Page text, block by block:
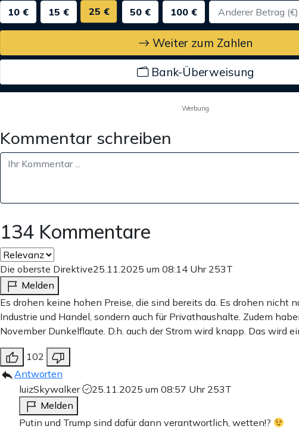
10 €
15 € 25 € 50 € 100 €
Weiter zum Zahlen
Bank-Überweisung
Werbung
Kommentar schreiben
134 Kommentare
Die oberste Direktive25.11.2025 um 08:14 Uhr 253T
Melden
Es drohen keine hohen Preise, die sind bereits da. Es drohen nicht
Industrie und Handel, sondern auch für Privathaushalte. Zudem
November Dunkelflaute. D.h. auch der Strom wird knapp. Das wird
102
Antworten
luizSkywalker
25.11.2025 um 08:57 Uhr 253T
Melden
Putin und Trump sind dafür dann verantwortlich, wetten!?